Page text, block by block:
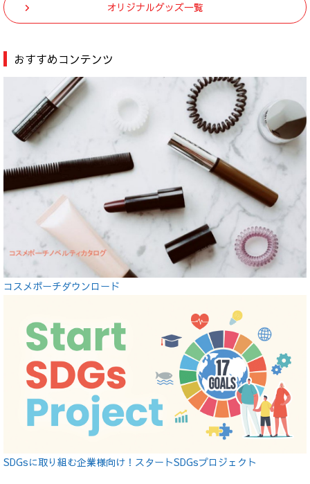
オリジナルグッズ一覧
おすすめコンテンツ
コスメポーチダウンロード
SDGsに取り組む企業様向け！スタートSDGsプロジェクト